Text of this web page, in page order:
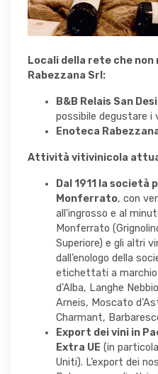
Locali della rete che
Rabezzana Srl:
B&B Relais San
possibile degustare i
Enoteca
Attività vitivinicola
Dal 1911 la società
Monferrato, con
all’ingrosso e al
Monferrato
Superiore) e gli altri
dall’enologo della
etichettati a marchio
d’Alba, Langhe
Arneis, Moscato
Charmant,
Export dei vini in
Extra UE (in
Uniti). L’export dei